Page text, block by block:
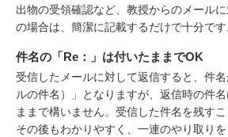
出物の受領確認など、教授からのメール
の場合は、簡潔に記載するだけで十分です
件名の「Re：」は付いたままでOK
受信したメールに対して返信すると、件
ルの件名）」となりますが、返信時の件
ままで構いません。受信した件名を残す
その後もわかりやすく、一連のやり取り